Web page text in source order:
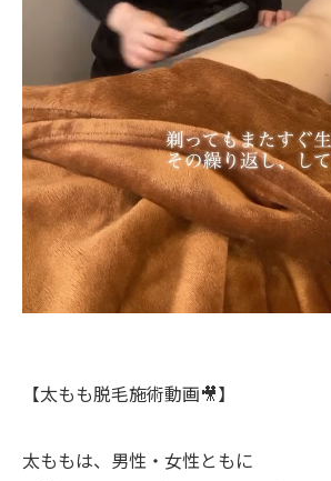
【太もも脱毛施術動画🎥】
太ももは、男性・女性ともに